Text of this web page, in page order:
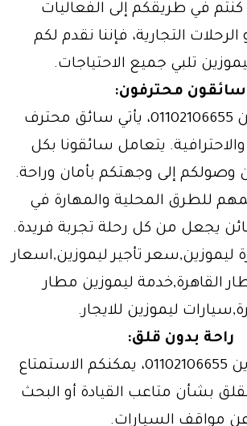
في طريقكم إلى الفعاليات
الرحلات التجارية، فإننا نقدم لكم
تلبي جميع الاحتياجات.
سائقون محترفون:
مع كل ليموزين 01102106655، يأتي سائق محترف
والاحترافية. يتعامل سائقونا بكل
وصولكم إلى وجهتكم بأمان وراحة.
للطرق المحلية والمهارة في
يجعل من كل رحلة تجربة فريدة.
ليموزين,سعر تأجير ليموزين,اسعار
القاهرة,خدمة ليموزين مطار
ليموزين للايجار.
راحة بدون قلق:
01102106655، يمكنكم الاستمتاع
بشأن متاعب القيادة أو البحث
مواقف السيارات.